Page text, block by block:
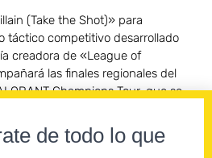
(Take the Shot)» para
táctico competitivo desarrollado
creadora de «League of
las finales regionales del
Champions Tour, que se
28 al 30 de agosto.
de todo lo que